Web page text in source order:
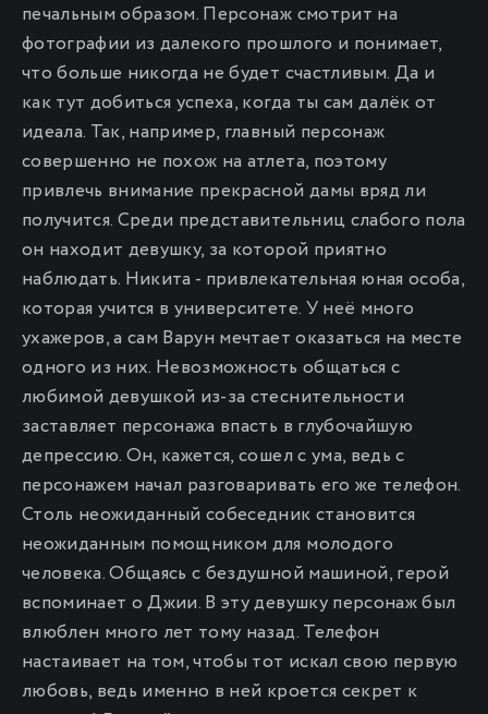
печальным образом. Персонаж смотрит на
фотографии из далекого прошлого и понимает,
что больше никогда не будет счастливым. Да и
как тут добиться успеха, когда ты сам далёк от
идеала. Так, например, главный персонаж
совершенно не похож на атлета, поэтому
привлечь внимание прекрасной дамы вряд ли
получится. Среди представительниц слабого пола
он находит девушку, за которой приятно
наблюдать. Никита - привлекательная юная особа,
которая учится в университете. У неё много
ухажеров, а сам Варун мечтает оказаться на месте
одного из них. Невозможность общаться с
любимой девушкой из-за стеснительности
заставляет персонажа впасть в глубочайшую
депрессию. Он, кажется, сошел с ума, ведь с
персонажем начал разговаривать его же телефон.
Столь неожиданный собеседник становится
неожиданным помощником для молодого
человека. Общаясь с бездушной машиной, герой
вспоминает о Джии. В эту девушку персонаж был
влюблен много лет тому назад. Телефон
настаивает на том, чтобы тот искал свою первую
любовь, ведь именно в ней кроется секрет к